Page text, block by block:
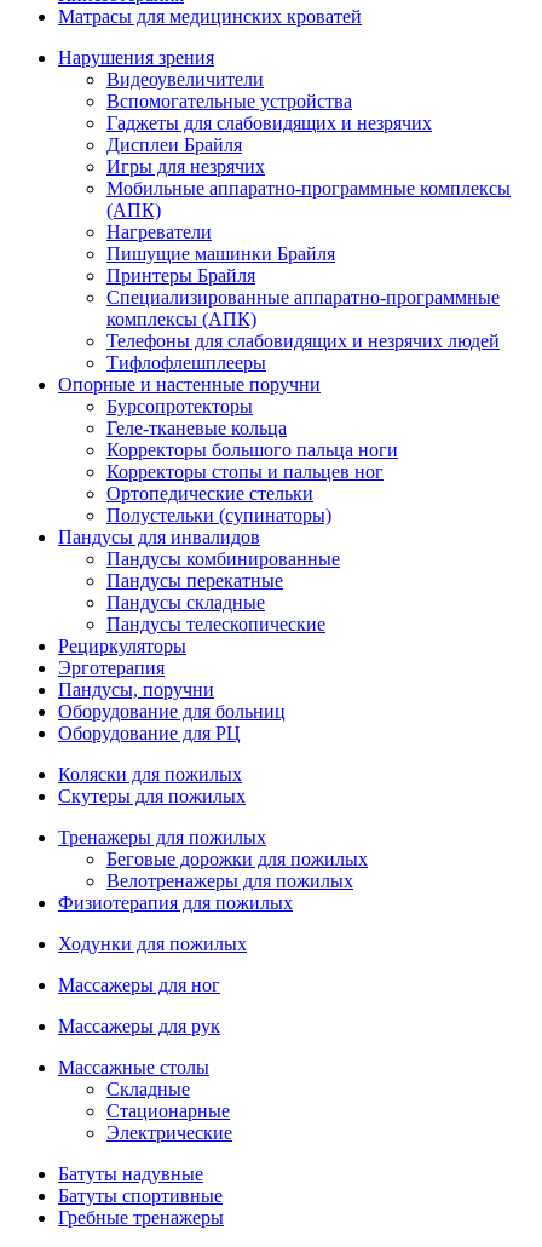
Матрасы для медицинских кроватей
Нарушения зрения
Видеоувеличители
Вспомогательные устройства
Гаджеты для слабовидящих и незрячих
Дисплеи Брайля
Игры для незрячих
Мобильные аппаратно-программные комплексы
(АПК)
Нагреватели
Пишущие машинки Брайля
Принтеры Брайля
Специализированные аппаратно-программные
комплексы (АПК)
Телефоны для слабовидящих и незрячих людей
Тифлофлешплееры
Опорные и настенные поручни
Бурсопротекторы
Геле-тканевые кольца
Корректоры большого пальца ноги
Корректоры стопы и пальцев ног
Ортопедические стельки
Полустельки (супинаторы)
Пандусы для инвалидов
Пандусы комбинированные
Пандусы перекатные
Пандусы складные
Пандусы телескопические
Рециркуляторы
Эрготерапия
Пандусы, поручни
Оборудование для больниц
Оборудование для РЦ
Коляски для пожилых
Скутеры для пожилых
Тренажеры для пожилых
Беговые дорожки для пожилых
Велотренажеры для пожилых
Физиотерапия для пожилых
Ходунки для пожилых
Массажеры для ног
Массажеры для рук
Массажные столы
Складные
Стационарные
Электрические
Батуты надувные
Батуты спортивные
Гребные тренажеры